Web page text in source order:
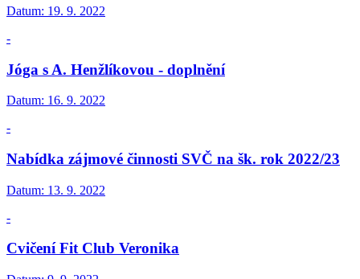
Datum: 19. 9. 2022
-
Jóga s A. Henžlíkovou - doplnění
Datum: 16. 9. 2022
-
Nabídka zájmové činnosti SVČ na šk. rok 2022/23
Datum: 13. 9. 2022
-
Cvičení Fit Club Veronika